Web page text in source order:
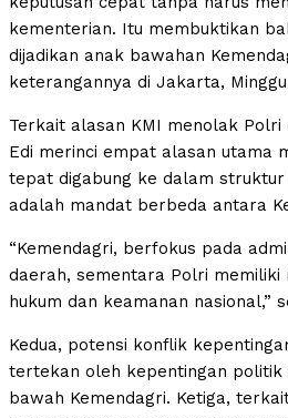
kementerian. Itu membuktikan
dijadikan anak bawahan
keterangannya di Jakarta,
Terkait alasan KMI menolak Polri
Edi merinci empat alasan utama
tepat digabung ke dalam struktur
adalah mandat berbeda antara
“Kemendagri, berfokus pada
daerah, sementara Polri memiliki
hukum dan keamanan nasional,”
Kedua, potensi konflik
tertekan oleh kepentingan politik
bawah Kemendagri. Ketiga,